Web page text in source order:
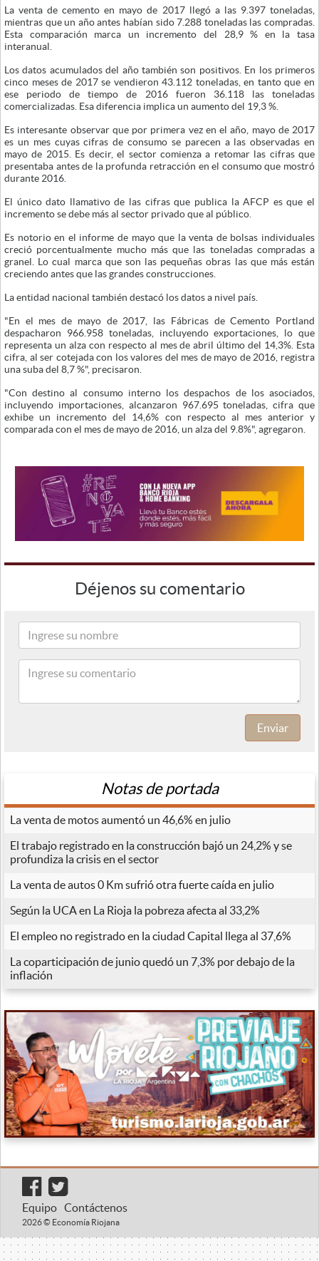
La venta de cemento en mayo de 2017 llegó a las 9.397 toneladas,
mientras que un año antes habían sido 7.288 toneladas las compradas.
Esta comparación marca un incremento del 28,9 % en la tasa
interanual.
Los datos acumulados del año también son positivos. En los primeros
cinco meses de 2017 se vendieron 43.112 toneladas, en tanto que en
ese periodo de tiempo de 2016 fueron 36.118 las toneladas
comercializadas. Esa diferencia implica un aumento del 19,3 %.
Es interesante observar que por primera vez en el año, mayo de 2017
es un mes cuyas cifras de consumo se parecen a las observadas en
mayo de 2015. Es decir, el sector comienza a retomar las cifras que
presentaba antes de la profunda retracción en el consumo que mostró
durante 2016.
El único dato llamativo de las cifras que publica la AFCP es que el
incremento se debe más al sector privado que al público.
Es notorio en el informe de mayo que la venta de bolsas individuales
creció porcentualmente mucho más que las toneladas compradas a
granel. Lo cual marca que son las pequeñas obras las que más están
creciendo antes que las grandes construcciones.
La entidad nacional también destacó los datos a nivel país.
"En el mes de mayo de 2017, las Fábricas de Cemento Portland
despacharon 966.958 toneladas, incluyendo exportaciones, lo que
representa un alza con respecto al mes de abril último del 14,3%. Esta
cifra, al ser cotejada con los valores del mes de mayo de 2016, registra
una suba del 8,7 %", precisaron.
"Con destino al consumo interno los despachos de los asociados,
incluyendo importaciones, alcanzaron 967.695 toneladas, cifra que
exhibe un incremento del 14,6% con respecto al mes anterior y
comparada con el mes de mayo de 2016, un alza del 9.8%", agregaron.
Déjenos su comentario
Enviar
Notas de portada
La venta de motos aumentó un 46,6% en julio
El trabajo registrado en la construcción bajó un 24,2% y se
profundiza la crisis en el sector
La venta de autos 0 Km sufrió otra fuerte caída en julio
Según la UCA en La Rioja la pobreza afecta al 33,2%
El empleo no registrado en la ciudad Capital llega al 37,6%
La coparticipación de junio quedó un 7,3% por debajo de la
inflación
Equipo Contáctenos
2026 © Economía Riojana